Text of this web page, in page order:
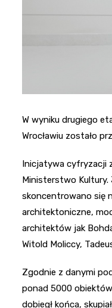
W wyniku drugiego
Wrocławiu zostało
Inicjatywa cyfryzacji
Ministerstwo Kultury.
skoncentrowano się
architektoniczne,
architektów jak
Witold Moliccy,
Zgodnie z danymi
ponad 5000
dobiegł końca,